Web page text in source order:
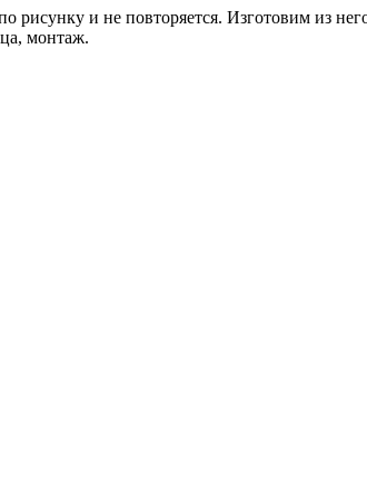
и не повторяется. Изготовим из
монтаж.